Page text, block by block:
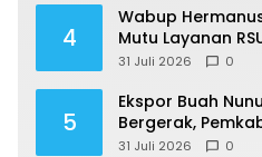
4
Wabup
Mutu Layanan
31 Juli 2026 0
5
Ekspor Buah
Bergerak,
Naik Kelas
31 Juli 2026 0